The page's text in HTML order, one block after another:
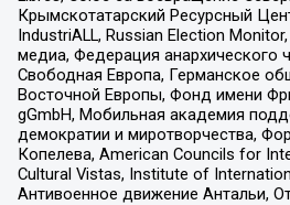
Крымскотатарский Ресурсный
IndustriALL, Russian Election
медиа, Федерация анархического
Свободная Европа, Германское
Восточной Европы, Фонд имени
gGmbH, Мобильная академия
демократии и миротворчества,
Копелева, American Councils for
Cultural Vistas, Institute of
Антивоенное движение Антальи,